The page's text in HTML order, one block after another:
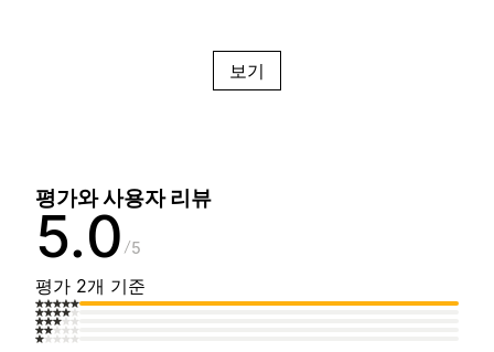
보기
평가와 사용자 리뷰
5.0 5
평가 2개 기준